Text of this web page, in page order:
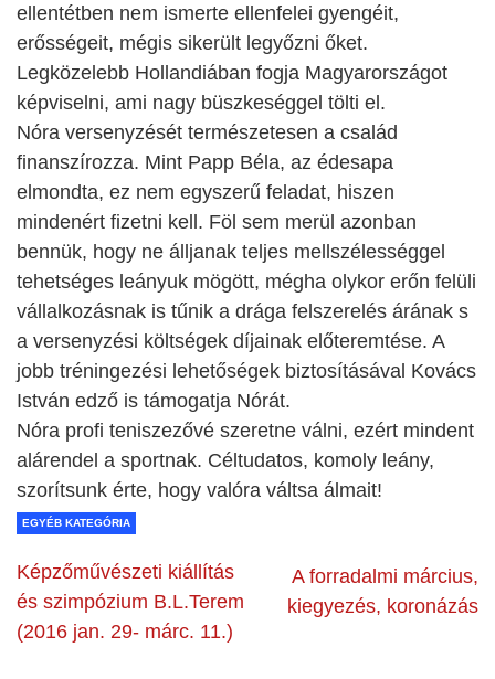
ellentétben nem ismerte ellenfelei gyengéit,
erősségeit, mégis sikerült legyőzni őket.
Legközelebb Hollandiában fogja Magyarországot
képviselni, ami nagy büszkeséggel tölti el.
Nóra versenyzését természetesen a család
finanszírozza. Mint Papp Béla, az édesapa
elmondta, ez nem egyszerű feladat, hiszen
mindenért fizetni kell. Föl sem merül azonban
bennük, hogy ne álljanak teljes mellszélességgel
tehetséges leányuk mögött, mégha olykor erőn felüli
vállalkozásnak is tűnik a drága felszerelés árának s
a versenyzési költségek díjainak előteremtése. A
jobb tréningezési lehetőségek biztosításával Kovács
István edző is támogatja Nórát.
Nóra profi teniszezővé szeretne válni, ezért mindent
alárendel a sportnak. Céltudatos, komoly leány,
szorítsunk érte, hogy valóra váltsa álmait!
EGYÉB KATEGÓRIA
Képzőművészeti kiállítás
és szimpózium B.L.Terem
(2016 jan. 29- márc. 11.)
A forradalmi március,
kiegyezés, koronázás